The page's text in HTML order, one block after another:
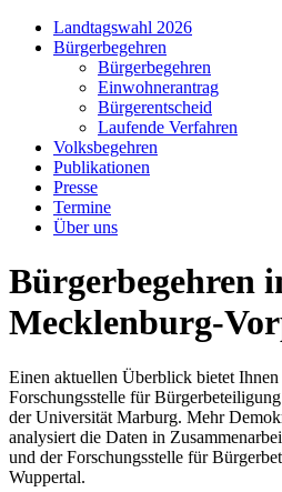
Landtagswahl 2026
Bürgerbegehren
Bürgerbegehren
Einwohnerantrag
Bürgerentscheid
Laufende Verfahren
Volksbegehren
Publikationen
Presse
Termine
Über uns
Bürgerbegehren
Mecklenburg-
Einen aktuellen Überblick bietet
Forschungsstelle für
der Universität Marburg. Mehr
analysiert die Daten in
und der Forschungsstelle für
Wuppertal.